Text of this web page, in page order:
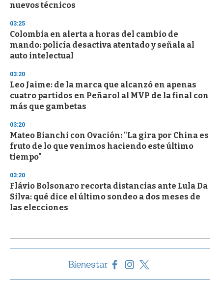
nuevos técnicos
03:25
Colombia en alerta a horas del cambio de
mando: policía desactiva atentado y señala al
auto intelectual
03:20
Leo Jaime: de la marca que alcanzó en apenas
cuatro partidos en Peñarol al MVP de la final con
más que gambetas
03:20
Mateo Bianchi con Ovación: "La gira por China es
fruto de lo que venimos haciendo este último
tiempo"
03:20
Flávio Bolsonaro recorta distancias ante Lula Da
Silva: qué dice el último sondeo a dos meses de
las elecciones